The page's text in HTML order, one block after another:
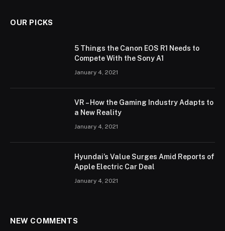
OUR PICKS
5 Things the Canon EOS R1 Needs to
Compete With the Sony A1
January 4, 2021
VR – How the Gaming Industry Adapts to
a New Reality
January 4, 2021
Hyundai’s Value Surges Amid Reports of
Apple Electric Car Deal
January 4, 2021
NEW COMMENTS